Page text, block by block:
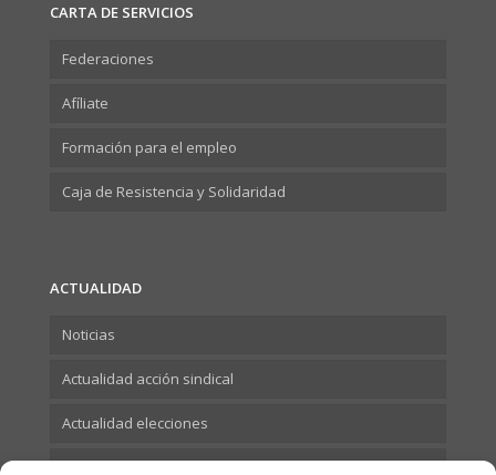
CARTA DE SERVICIOS
Federaciones
Afíliate
Formación para el empleo
Caja de Resistencia y Solidaridad
ACTUALIDAD
Noticias
Actualidad acción sindical
Actualidad elecciones
Actualidad Formación